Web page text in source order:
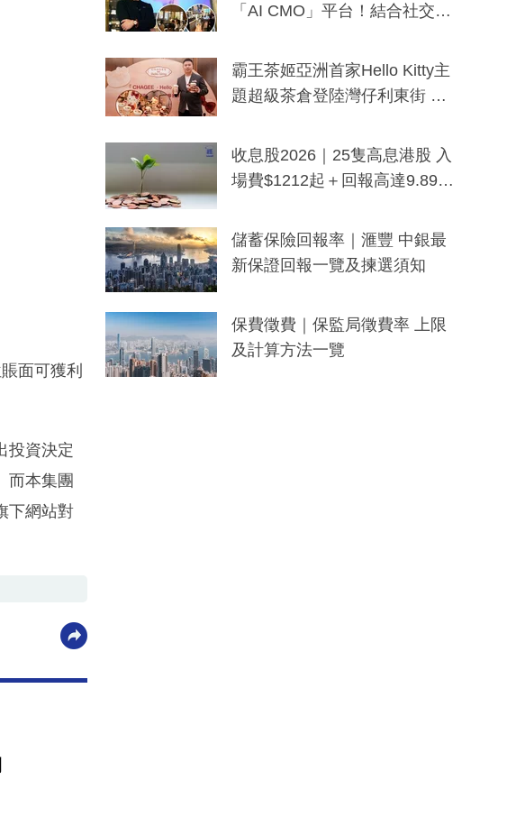
面可獲利
投資決定
而本集團
下網站對
「AI CMO」平台！結合社交聆
分鐘生成「貼地」宣傳短片
霸王茶姬亞洲首家Hello Kitty主
題超級茶倉登陸灣仔利東街 推
y及香港限定特調系列
收息股2026｜25隻高息港股 入
場費$1212起＋回報高達9.89
儲蓄保險回報率｜滙豐 中銀最
新保證回報一覽及揀選須知
保費徵費｜保監局徵費率 上限
及計算方法一覽